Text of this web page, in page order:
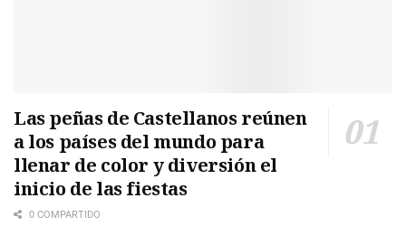
Las peñas de Castellanos reúnen
a los países del mundo para
llenar de color y diversión el
inicio de las fiestas
0 COMPARTIDO